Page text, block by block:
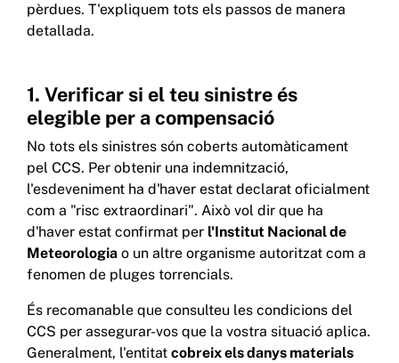
pèrdues. T'expliquem tots els passos de manera
detallada.
1. Verificar si el teu sinistre és
elegible per a compensació
No tots els sinistres són coberts automàticament
pel CCS. Per obtenir una indemnització,
l'esdeveniment ha d'haver estat declarat oficialment
com a "risc extraordinari". Això vol dir que ha
d'haver estat confirmat per l'Institut Nacional de
Meteorologia o un altre organisme autoritzat com a
fenomen de pluges torrencials.
És recomanable que consulteu les condicions del
CCS per assegurar-vos que la vostra situació aplica.
Generalment, l'entitat cobreix els danys materials